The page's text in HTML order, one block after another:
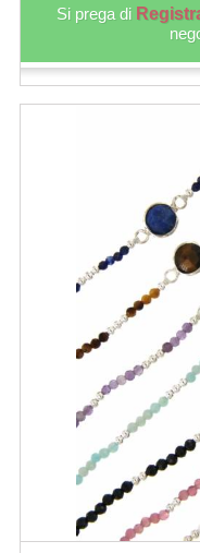
Si prega di